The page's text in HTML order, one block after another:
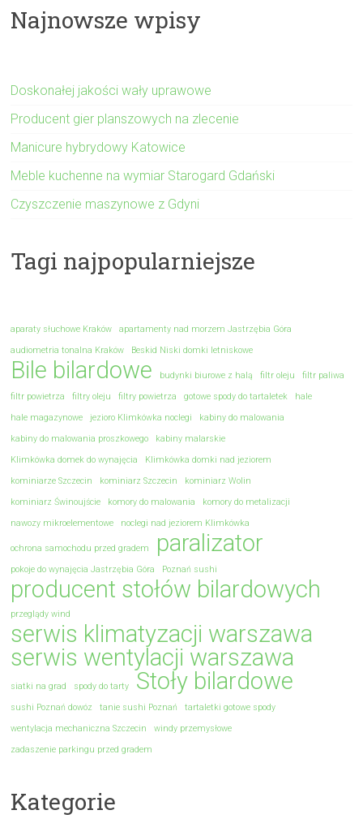
Najnowsze wpisy
Doskonałej jakości wały uprawowe
Producent gier planszowych na zlecenie
Manicure hybrydowy Katowice
Meble kuchenne na wymiar Starogard Gdański
Czyszczenie maszynowe z Gdyni
Tagi najpopularniejsze
aparaty słuchowe Kraków
apartamenty nad morzem Jastrzębia Góra
audiometria tonalna Kraków
Beskid Niski domki letniskowe
Bile bilardowe budynki biurowe z halą filtr oleju
filtr paliwa
filtr powietrza
filtry oleju filtry powietrza gotowe spody do tartaletek
hale
hale magazynowe
jezioro Klimkówka noclegi
kabiny do malowania
kabiny do malowania proszkowego
kabiny malarskie
Klimkówka domek do wynajęcia
Klimkówka domki nad jeziorem
kominiarze Szczecin
kominiarz Szczecin
kominiarz Wolin
kominiarz Świnoujście
komory do malowania
komory do metalizacji
nawozy mikroelementowe
noclegi nad jeziorem Klimkówka
ochrona samochodu przed gradem paralizator
pokoje do wynajęcia Jastrzębia Góra Poznań sushi
producent stołów bilardowych
przeglądy wind
serwis klimatyzacji warszawa
serwis wentylacji warszawa
siatki na grad spody do tarty Stoły bilardowe
sushi Poznań dowóz tanie sushi Poznań
tartaletki gotowe spody
wentylacja mechaniczna Szczecin
windy przemysłowe
zadaszenie parkingu przed gradem
Kategorie